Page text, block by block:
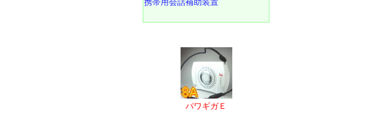
携帯用会話補助装置
パワギガＥ